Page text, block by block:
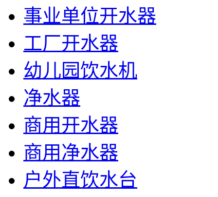
事业单位开水器
工厂开水器
幼儿园饮水机
净水器
商用开水器
商用净水器
户外直饮水台